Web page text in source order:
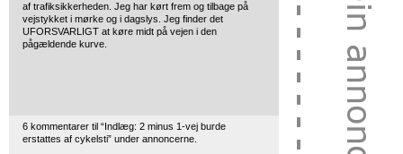
af trafiksikkerheden. Jeg har kørt frem og tilbage på
vejstykket i mørke og i dagslys. Jeg finder det
UFORSVARLIGT at køre midt på vejen i den
pågældende kurve.
6 kommentarer til “Indlæg: 2 minus 1-vej burde
erstattes af cykelsti” under annoncerne.